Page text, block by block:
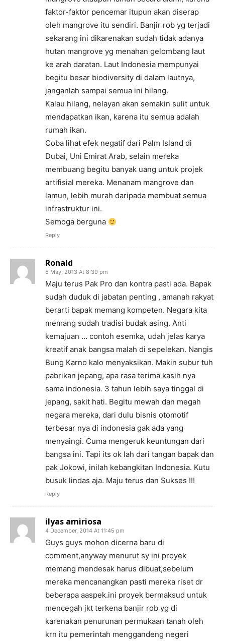
faktor-faktor pencemar itupun akan diserap
oleh mangrove itu sendiri. Banjir rob yg terjadi
sekarang ini dikarenakan sudah tidak adanya
hutan mangrove yg menahan gelombang laut
ke arah daratan. Laut Indonesia mempunyai
begitu besar biodiversity di dalam lautnya,
janganlah sampai semua ini hilang.
Kalau hilang, nelayan akan semakin sulit untuk
mendapatkan ikan, karena itu semua adalah
rumah ikan.
Coba lihat efek negatif dari Palm Island di
Dubai, Uni Emirat Arab, selain mereka
membuang begitu banyak uang untuk projek
artifisial mereka. Menanam mangrove dan
lamun, lebih murah daripada membuat semua
infrastruktur ini.
Semoga berguna
Reply
Ronald
5 May, 2013 At 8:39 pm
Maju terus Pak Pro dan kontra pasti ada. Bapak
sudah duduk di jabatan penting , amanah rakyat
berarti bapak memang kompeten. Negara kita
memang sudah tradisi budak asing. Anti
kemajuan … contoh esemka, udah jelas karya
kreatif anak bangsa malah di sepelekan. Nangis
Bung Karno kalo menyaksikan. Makin subur tuh
pabrikan jepang, apa rasa terima kasih nya
sama indonesia. 3 tahun lebih saya tinggal di
jepang, sakit hati. Begitu mewah dan megah
negara mereka, dari dulu bisnis otomotif
terbesar nya di indonesia gak ada yang
menyaingi. Cuma mengeruk keuntungan dari
bangsa ini. Tapi its ok lah dari tangan bapak dan
pak Jokowi, inilah kebangkitan Indonesia. Kutu
busuk lindas aja. Maju terus dan Sukses !!!
Reply
ilyas amiriosa
4 December, 2014 At 11:45 pm
Guys guys mohon dicerna baru di
comment,anyway menurut sy ini proyek
memang mendesak harus dibuat,sebelum
mereka mencanangkan pasti mereka riset dr
beberapa aaspek.ini proyek bermaksud untuk
mencegah jkt terkena banjir rob yg di
karenakan penurunan permukaan tanah oleh
krn itu pemerintah menggandeng negeri